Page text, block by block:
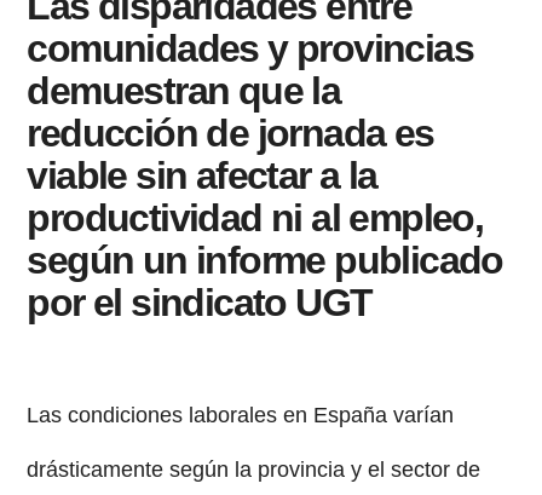
comunidades y provincias
demuestran que la
reducción de jornada es
viable sin afectar a la
productividad ni al empleo,
según un informe publicado
por el sindicato UGT
Las condiciones laborales en España varían
drásticamente según la provincia y el sector de